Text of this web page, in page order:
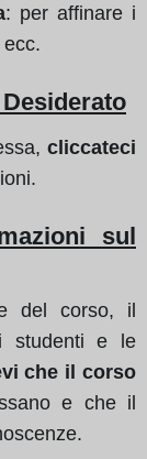
: per affinare i
cliccateci
sul
del corso, il
studenti e le
che il corso
e che il